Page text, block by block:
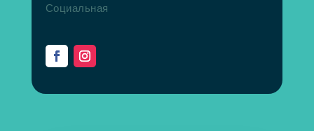
Социальная